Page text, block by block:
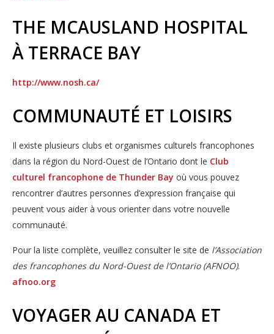
THE MCAUSLAND HOSPITAL
À TERRACE BAY
http://www.nosh.ca/
COMMUNAUTÉ ET LOISIRS
Il existe plusieurs clubs et organismes culturels francophones
dans la région du Nord-Ouest de l’Ontario dont le Club
culturel francophone de Thunder Bay où vous pouvez
rencontrer d’autres personnes d’expression française qui
peuvent vous aider à vous orienter dans votre nouvelle
communauté.
Pour la liste complète, veuillez consulter le site de l’Association
des francophones du Nord-Ouest de l’Ontario (AFNOO).
afnoo.org
VOYAGER AU CANADA ET